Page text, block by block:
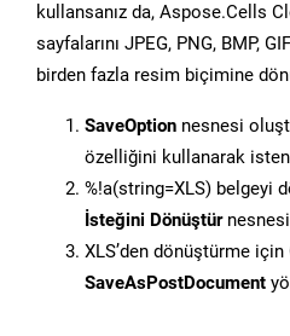
kullansanız da, Aspose.Cells
sayfalarını JPEG, PNG, BMP,
birden fazla resim biçimine
SaveOption nesnesi
özelliğini kullanarak
%!a(string=XLS) belgeyi
İsteğini Dönüştür
XLS’den dönüştürme için
SaveAsPostDocument